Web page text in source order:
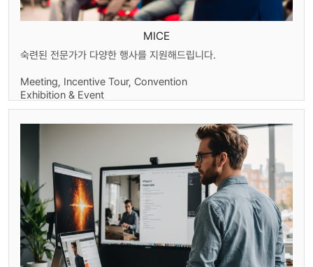
MICE
숙련된 전문가가 다양한 행사를 지원해드립니다.
Meeting, Incentive Tour, Convention
Exhibition & Event